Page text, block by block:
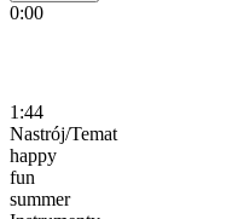
0:00
1:44
Nastrój/Temat
happy
fun
summer